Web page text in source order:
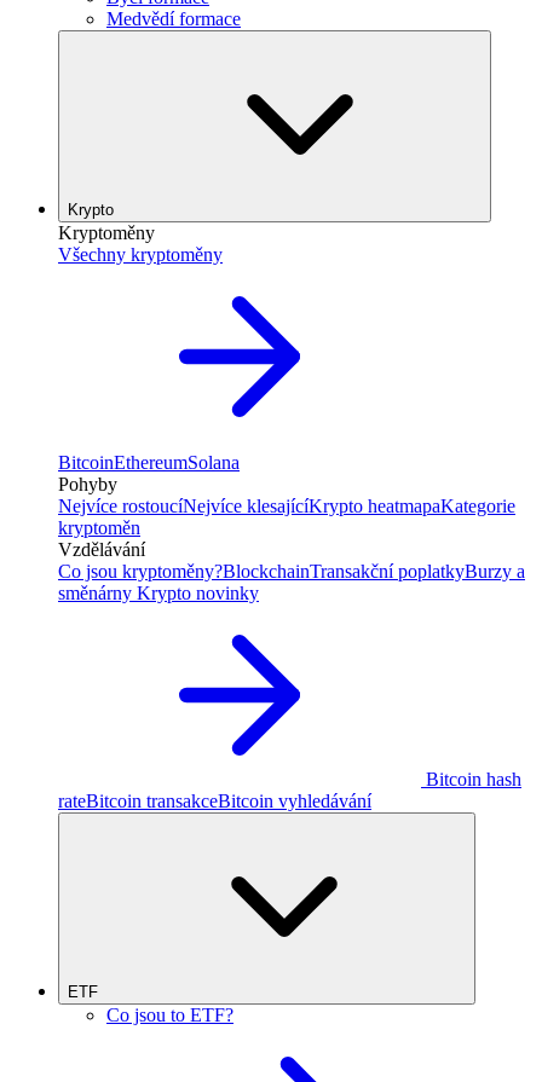
Medvědí formace
Krypto
Kryptoměny
Všechny kryptoměny
BitcoinEthereumSolana
Pohyby
Nejvíce rostoucíNejvíce klesajícíKrypto heatmapaKategorie
kryptoměn
Vzdělávání
Co jsou kryptoměny?BlockchainTransakční poplatkyBurzy a
směnárny Krypto novinky
Bitcoin hash
rateBitcoin transakceBitcoin vyhledávání
ETF
Co jsou to ETF?